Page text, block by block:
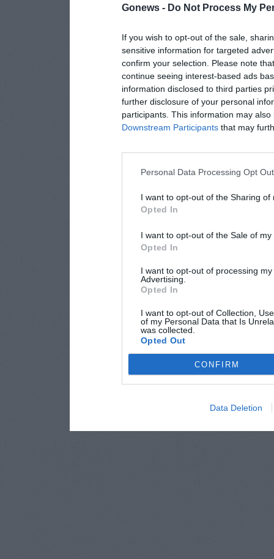
Gonews - Do Not Process My
If you wish to opt-out of the sale,
sensitive information for targeted
confirm your selection. Please note
continue seeing interest-based ads
information disclosed to third parties
further disclosure of your personal
participants. This information may
Downstream Participants that may
Personal Data Processing Opt
I want to opt-out of the Sharing of
Opted In
I want to opt-out of the Sale of
Opted In
I want to opt-out of processing
Advertising.
Opted In
I want to opt-out of Collection,
of my Personal Data that Is
was collected.
Opted Out
CONFIRM
Data Deletion